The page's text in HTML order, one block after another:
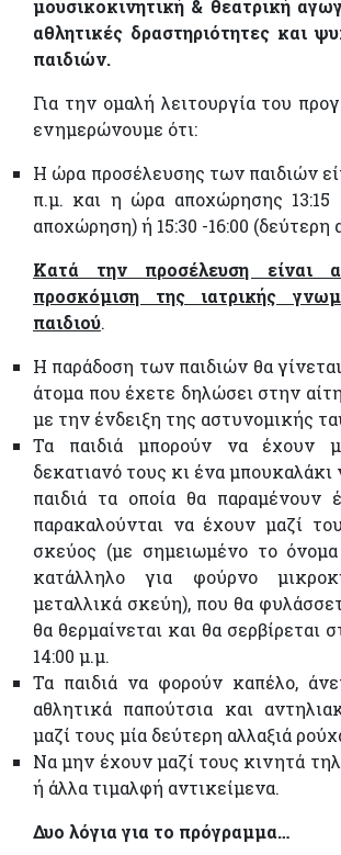
μουσικοκινητική & θεατρική
αθλητικές δραστηριότητες και
παιδιών.
Για την ομαλή λειτουργία του
ενημερώνουμε ότι:
Η ώρα προσέλευσης των παιδιών
π.µ. και η ώρα αποχώρησης 13:15
αποχώρηση) ή 15:30 -16:00
Κατά την προσέλευση είναι
προσκόμιση της ιατρικής
παιδιού.
Η παράδοση των παιδιών θα γίνεται
άτομα που έχετε δηλώσει στην
µε την ένδειξη της αστυνομικής
Τα παιδιά μπορούν να έχουν
δεκατιανό τους κι ένα
παιδιά τα οποία θα παραμένουν
παρακαλούνται να έχουν μαζί
σκεύος (µε σημειωµένο το όνοµα
κατάλληλο για φούρνο
μεταλλικά σκεύη), που θα
θα θερμαίνεται και θα σερβίρεται
14:00 µ.µ.
Τα παιδιά να φορούν καπέλο,
αθλητικά παπούτσια και
μαζί τους µία δεύτερη αλλαξιά
Να μην έχουν μαζί τους κινητά
ή άλλα τιμαλφή αντικείμενα.
Δυο λόγια για το πρόγραμμα…